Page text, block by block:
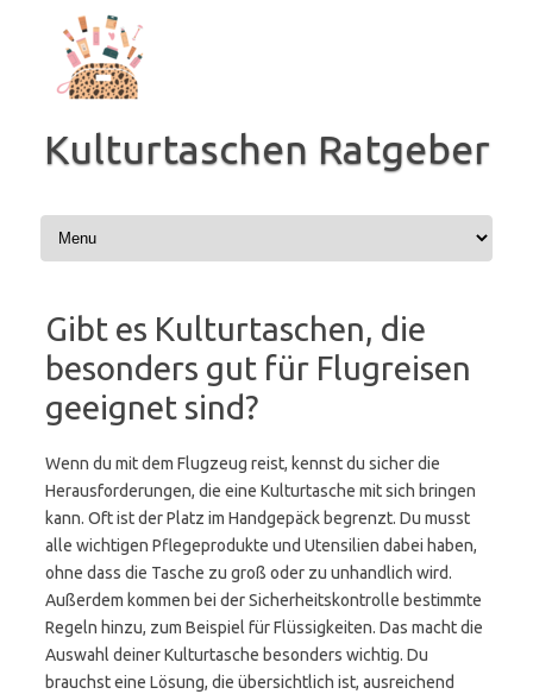
springen
Kulturtaschen Ratgeber
Gibt es Kulturtaschen, die
besonders gut für Flugreisen
geeignet sind?
Wenn du mit dem Flugzeug reist, kennst du sicher die
Herausforderungen, die eine Kulturtasche mit sich bringen
kann. Oft ist der Platz im Handgepäck begrenzt. Du musst
alle wichtigen Pflegeprodukte und Utensilien dabei haben,
ohne dass die Tasche zu groß oder zu unhandlich wird.
Außerdem kommen bei der Sicherheitskontrolle bestimmte
Regeln hinzu, zum Beispiel für Flüssigkeiten. Das macht die
Auswahl deiner Kulturtasche besonders wichtig. Du
brauchst eine Lösung, die übersichtlich ist, ausreichend